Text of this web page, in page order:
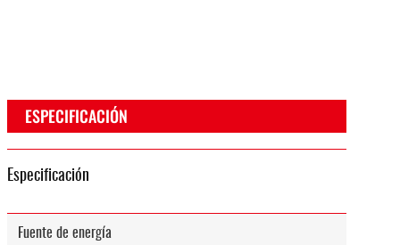
ESPECIFICACIÓN
Especificación
Fuente de energía